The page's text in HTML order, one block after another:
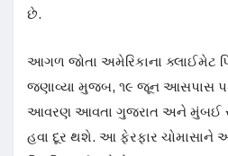
છે.
આગળ જોતા અમેરિકાના ક્લાઈમેટ
જણાવ્યા મુજબ, ૧૯ જૂન આસપાસ
આવરણ આવતા ગુજરાત અને મુંબઈ
હવા દૂર થશે. આ ફેરફાર